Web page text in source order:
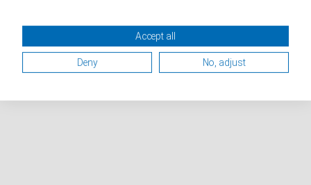
Accept all
Deny No, adjust